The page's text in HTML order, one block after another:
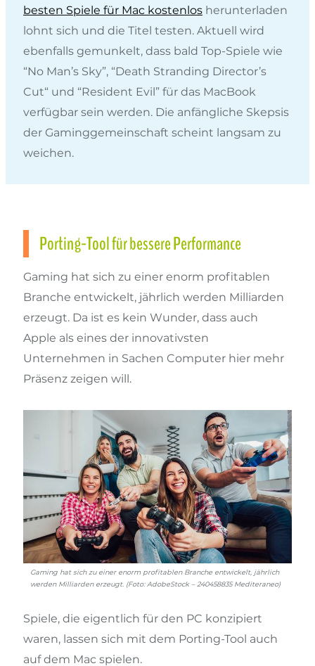
besten Spiele für Mac kostenlos herunterladen
lohnt sich und die Titel testen. Aktuell wird
ebenfalls gemunkelt, dass bald Top-Spiele wie
“No Man’s Sky”, “Death Stranding Director’s
Cut“ und “Resident Evil” für das MacBook
verfügbar sein werden. Die anfängliche Skepsis
der Gaminggemeinschaft scheint langsam zu
weichen.
Porting-Tool für bessere Performance
Gaming hat sich zu einer enorm profitablen
Branche entwickelt, jährlich werden Milliarden
erzeugt. Da ist es kein Wunder, dass auch
Apple als eines der innovativsten
Unternehmen in Sachen Computer hier mehr
Präsenz zeigen will.
Gaming hat sich zu einer enorm profitablen Branche entwickelt, jährlich
werden Milliarden erzeugt. (Foto: AdobeStock – 240458835 Mediteraneo)
Spiele, die eigentlich für den PC konzipiert
waren, lassen sich mit dem Porting-Tool auch
auf dem Mac spielen.